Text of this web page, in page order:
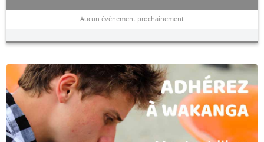
Aucun évènement prochainement